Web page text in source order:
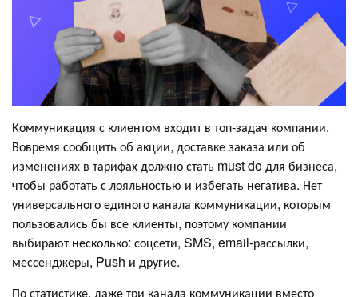
Коммуникация с клиентом входит в топ-задач компании.
Вовремя сообщить об акции, доставке заказа или об
изменениях в тарифах должно стать must do для бизнеса,
чтобы работать с лояльностью и избегать негатива. Нет
универсального единого канала коммуникации, которым
пользовались бы все клиенты, поэтому компании
выбирают несколько: соцсети, SMS, email-рассылки,
мессенджеры, Push и другие.
По статистике, даже три канала коммуникации вместо